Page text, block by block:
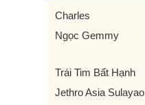
Charles
Ngọc Gemmy
Trái Tim Bất Hạnh
Jethro Asia Sulayao